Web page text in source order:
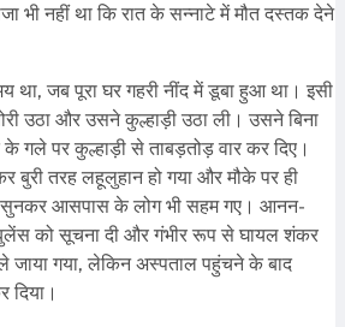
भी नहीं था कि रात के सन्नाटे में मौत दस्तक देने
जब पूरा घर गहरी नींद में डूबा हुआ था। इसी
उठा और उसने कुल्हाड़ी उठा ली। उसने बिना
पर कुल्हाड़ी से ताबड़तोड़ वार कर दिए।
तरह लहूलुहान हो गया और मौके पर ही
सुनकर आसपास के लोग भी सहम गए। आनन-
को सूचना दी और गंभीर रूप से घायल शंकर
जाया गया, लेकिन अस्पताल पहुंचने के बाद
दिया।